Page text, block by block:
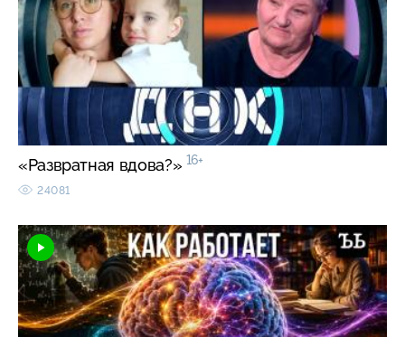
«Развратная вдова?» 16+
24081